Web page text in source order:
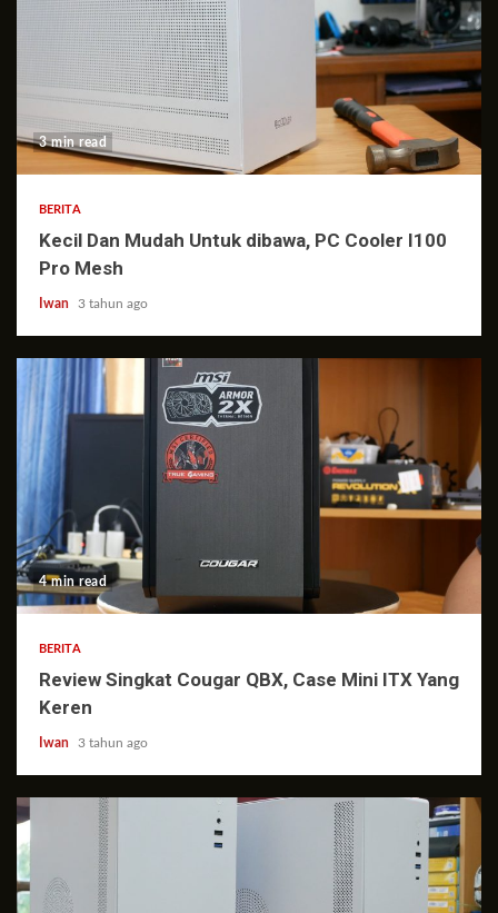
3 min read
BERITA
Kecil Dan Mudah Untuk dibawa, PC Cooler I100
Pro Mesh
Iwan 3 tahun ago
4 min read
BERITA
Review Singkat Cougar QBX, Case Mini ITX Yang
Keren
Iwan 3 tahun ago